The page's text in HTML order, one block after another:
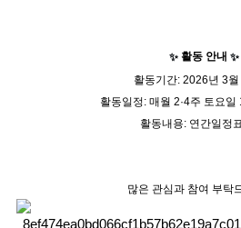
✨활동 안내 ✨
활동기간: 2026년 3월
활동일정: 매월 2·4주 토요
활동내용: 연간일정
많은 관심과 참여 부탁